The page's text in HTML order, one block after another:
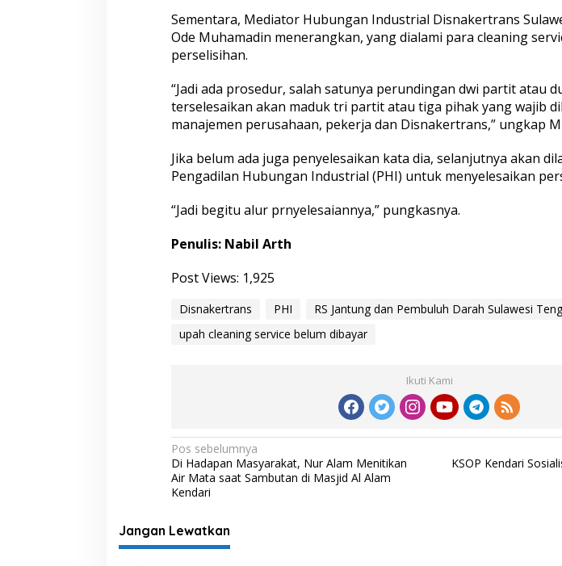
s
i
T
g
g
a
r
B
e
u
m
i
a
a
Sementara, Mediator Hubungan Industrial Disnakertrans
Ode Muhamadin menerangkan, yang dialami para cleaning
perselisihan.
“Jadi ada prosedur, salah satunya perundingan dwi partit atau
terselesaikan akan maduk tri partit atau tiga pihak yang wajib
manajemen perusahaan, pekerja dan Disnakertrans,” ungkap
Jika belum ada juga penyelesaikan kata dia, selanjutnya akan
Pengadilan Hubungan Industrial (PHI) untuk menyelesaikan
“Jadi begitu alur prnyelesaiannya,” pungkasnya.
Penulis: Nabil Arth
Post Views: 1,925
Disnakertrans PHI
RS Jantung dan Pembuluh Darah Sulawesi
upah cleaning service belum dibayar
Ikuti Kami
N
a
v
i
g
Pos sebelumnya
Di Hadapan Masyarakat, Nur Alam Menitikan
Air Mata saat Sambutan di Masjid Al Alam
Kendari
KSOP Kendari
Jangan Lewatkan